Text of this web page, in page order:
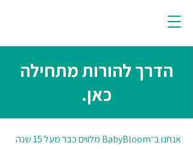
הדרך להורות מתחילה
כאן.
אנחנו ב־BabyBloom מלווים כבר מעל 15 שנה